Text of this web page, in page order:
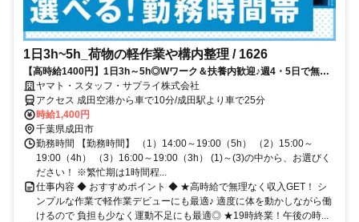
1日3h~5h_荷物の軽作業や構内整理 / 1626
【高時給1400円】1日3h～5h◎Wワーク＆扶養内歓迎♪週4・5日で無理
なく長期安定！車･バイク･自転車通勤OK☆
ヤマト・スタッフ・サプライ株式会社
アクセス 成田空港から車で10分/成田駅より車で25分
時給1,400円
千葉県成田市
勤務時間 【勤務時間】 （1）14:00～19:00（5h） （2）15:00～
19:00（4h） （3）16:00～19:00（3h） (1)～(3)の中から、お選びく
ださい！ ※繁忙期は1時間程...
仕事内容 ◆ おすすめポイント ◆ ★高時給で無理なく収入GET！ シ
ンプルな作業で軽作業デビューにも最適♪ 適度に体を動かしながら働
けるので 負担も少なく運動不足にも最適◎ ★19時終業！午後の時...